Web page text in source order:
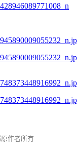
作者所有